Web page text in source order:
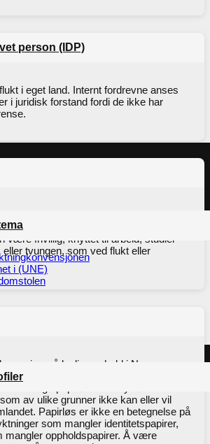
i (UNE)
person (IDP)
i eget land. Internt fordrevne anses
i juridisk forstand fordi de ikke har
forflytter seg. Forflytningen kan være
migrasjon) eller innenfor et
være frivillig, knyttet til arbeid, studier
eller tvungen, som ved flukt eller
papirer på lovlig opphold i Norge.
om dem som har bodd lenge i landet
Mange papirløse er asylsøkere som
av ulike grunner ikke kan eller vil
Papirløs er ikke en betegnelse på
som mangler identitetspapirer,
mangler oppholdspapirer. Å være